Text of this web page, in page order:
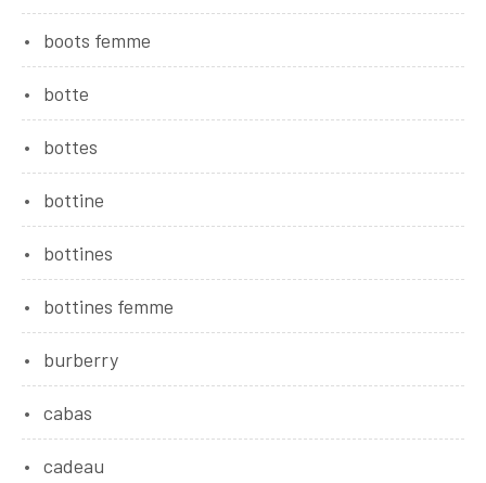
boots femme
botte
bottes
bottine
bottines
bottines femme
burberry
cabas
cadeau